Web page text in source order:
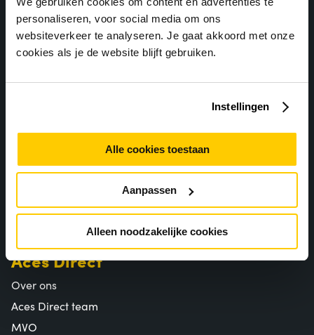
personaliseren, voor social media om ons
websiteverkeer te analyseren. Je gaat akkoord met onze
cookies als je de website blijft gebruiken.
Instellingen
Alle cookies toestaan
Aanpassen
Alleen noodzakelijke cookies
Bezoekadres
Spoorlaan 298
Contact
Assortiment
Populaire producten
Aces Direct
Over ons
Aces Direct team
MVO